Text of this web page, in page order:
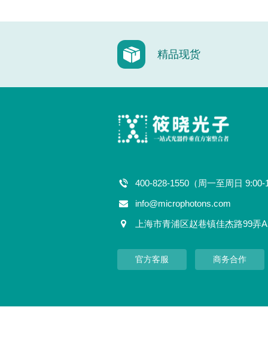
精品现货
400-828-1550（周一至周日 9:00-
info@microphotons.com
上海市青浦区赵巷镇佳杰路99弄
官方客服 商务合作